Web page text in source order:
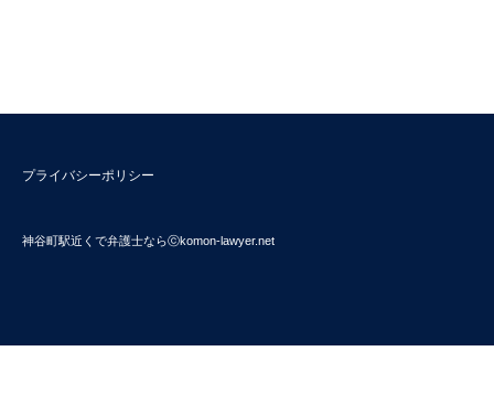
神谷町駅近くで弁護士ならⓒkomon-lawyer.net
プライバシーポリシー